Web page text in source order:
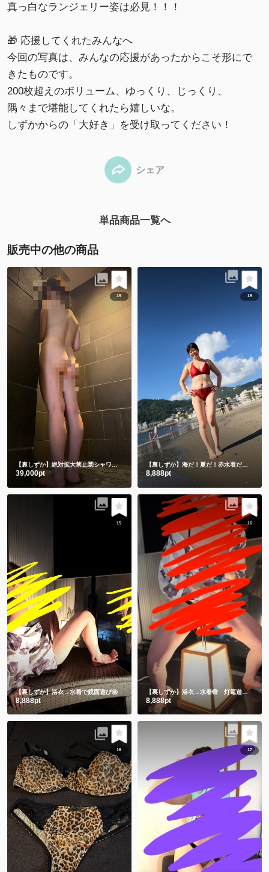
真っ白なランジェリー姿は必見！！！
🎁 応援してくれたみんなへ
今回の写真は、みんなの応援があったからこそ形にで
きたものです。
200枚超えのボリューム、ゆっくり、じっくり、
隅々まで堪能してくれたら嬉しいな。
しずかからの「大好き」を受け取ってください！
シェア
単品商品一覧へ
販売中の他の商品
19
【裏しずか】絶対拡大禁止🈲シャワー動画🎥 立ちシャワーと床座りシャワー🫣
39,000pt
19
【裏しずか】海だ！夏だ！赤水着だー💗
8,888pt
15
【裏しずか】浴衣→水着で鏡面遊び㊙️
8,888pt
16
【裏しずか】浴衣→水着🫣 灯篭遊び ギリ
8,888pt
16 17